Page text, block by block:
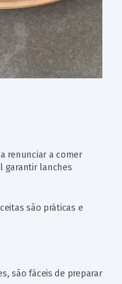
renunciar a comer
garantir lanches
são práticas e
são fáceis de preparar